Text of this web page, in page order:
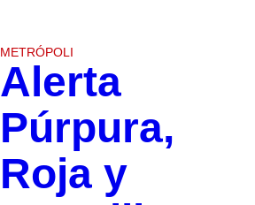
METRÓPOLI
Alerta
Púrpura,
Roja y